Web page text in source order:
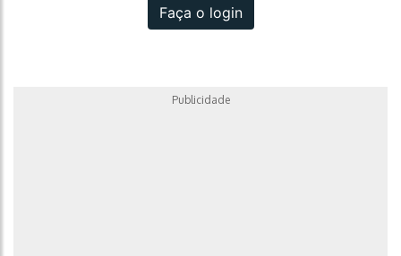
Faça o login
Publicidade